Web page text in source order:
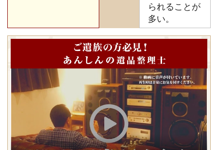
られることが
多い。